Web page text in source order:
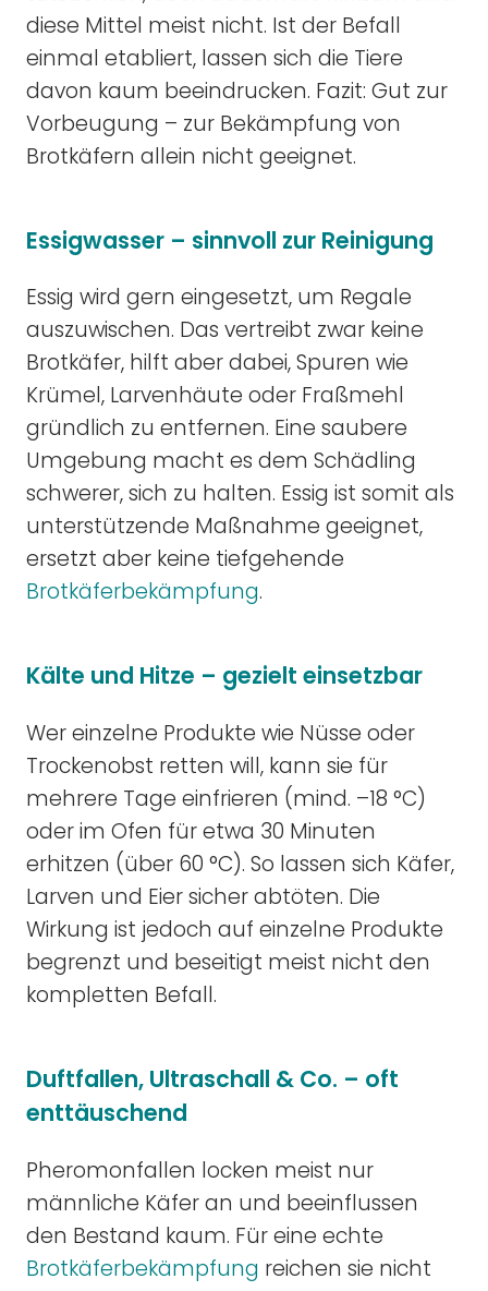
diese Mittel meist nicht. Ist der Befall
einmal etabliert, lassen sich die Tiere
davon kaum beeindrucken. Fazit: Gut zur
Vorbeugung – zur Bekämpfung von
Brotkäfern allein nicht geeignet.
Essigwasser – sinnvoll zur Reinigung
Essig wird gern eingesetzt, um Regale
auszuwischen. Das vertreibt zwar keine
Brotkäfer, hilft aber dabei, Spuren wie
Krümel, Larvenhäute oder Fraßmehl
gründlich zu entfernen. Eine saubere
Umgebung macht es dem Schädling
schwerer, sich zu halten. Essig ist somit als
unterstützende Maßnahme geeignet,
ersetzt aber keine tiefgehende
Brotkäferbekämpfung.
Kälte und Hitze – gezielt einsetzbar
Wer einzelne Produkte wie Nüsse oder
Trockenobst retten will, kann sie für
mehrere Tage einfrieren (mind. –18 °C)
oder im Ofen für etwa 30 Minuten
erhitzen (über 60 °C). So lassen sich Käfer,
Larven und Eier sicher abtöten. Die
Wirkung ist jedoch auf einzelne Produkte
begrenzt und beseitigt meist nicht den
kompletten Befall.
Duftfallen, Ultraschall & Co. – oft
enttäuschend
Pheromonfallen locken meist nur
männliche Käfer an und beeinflussen
den Bestand kaum. Für eine echte
Brotkäferbekämpfung reichen sie nicht